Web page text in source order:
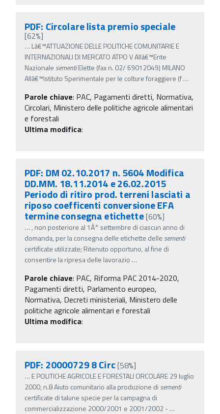
PDF: Circolare lista premio speciale
[62%]
… Lâ€™ATTUAZIONE DELLE POLITICHE COMUNITARIE E
INTERNAZIONALI DI MERCATO ATPO V Allâ€™Ente
Nazionale sementiElette (fax n. 02/ 69012049) MILANO
Allâ€™Istituto Sperimentale per le colture foraggiere (f…
Parole chiave: PAC, Pagamenti diretti, Normativa,
Circolari, Ministero delle politiche agricole alimentari
e forestali
Ultima modifica:
PDF: DM 02.10.2017 n. 5604 Modifica
DD.MM. 18.11.2014 e 26.02.2015
Periodo di ritiro prod. terreni lasciati a
riposo coefficenti conversione EFA
termine consegna etichette[60%]
… , non posteriore al 1Â° settembre di ciascun anno di
domanda, per la consegna delle etichette delle sementi
certificate utilizzate; Ritenuto opportuno, al fine di
consentire la ripresa delle lavorazio …
Parole chiave: PAC, Riforma PAC 2014-2020,
Pagamenti diretti, Parlamento europeo,
Normativa, Decreti ministeriali, Ministero delle
politiche agricole alimentari e forestali
Ultima modifica:
PDF: 20000729 8 Circ[58%]
… E POLITICHE AGRICOLE E FORESTALI CIRCOLARE 29 luglio
2000, n.8 Aiuto comunitario alla produzione di sementi
certificate di talune specie per la campagna di
commercializzazione 2000/2001 e 2001/2002 -…